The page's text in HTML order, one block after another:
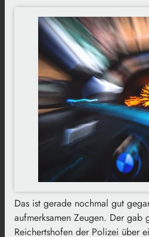
Das ist gerade nochmal gut
aufmerksamen Zeugen. Der gab
Reichertshofen der Polizei über